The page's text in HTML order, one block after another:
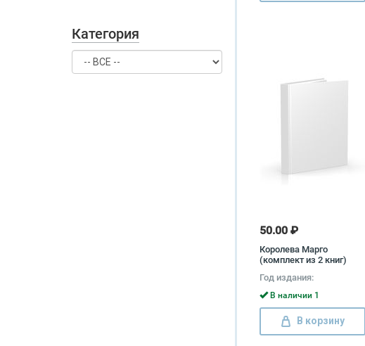
Категория
50.00 ₽
Королева Марго
(комплект из 2 книг)
Год издания:
В наличии 1
В корзину